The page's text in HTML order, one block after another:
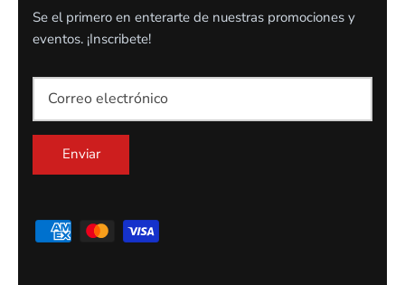
Se el primero en enterarte de nuestras promociones y
eventos. ¡Inscribete!
Enviar
SUSCRIBETE
Suscribete para ser el primero en enterarte de nuestros